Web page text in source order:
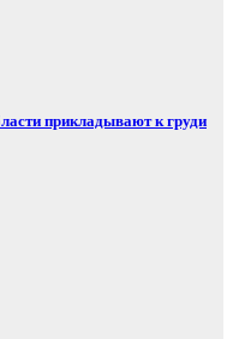
прикладывают к груди